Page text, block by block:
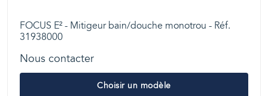
FOCUS E² - Mitigeur bain/douche monotrou - Réf.
31938000
Nous contacter
Choisir un modèle